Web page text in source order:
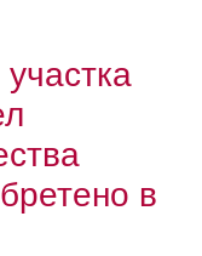
в